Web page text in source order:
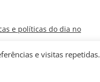
e políticas do dia no
pragmática e não
e visitas repetidas.